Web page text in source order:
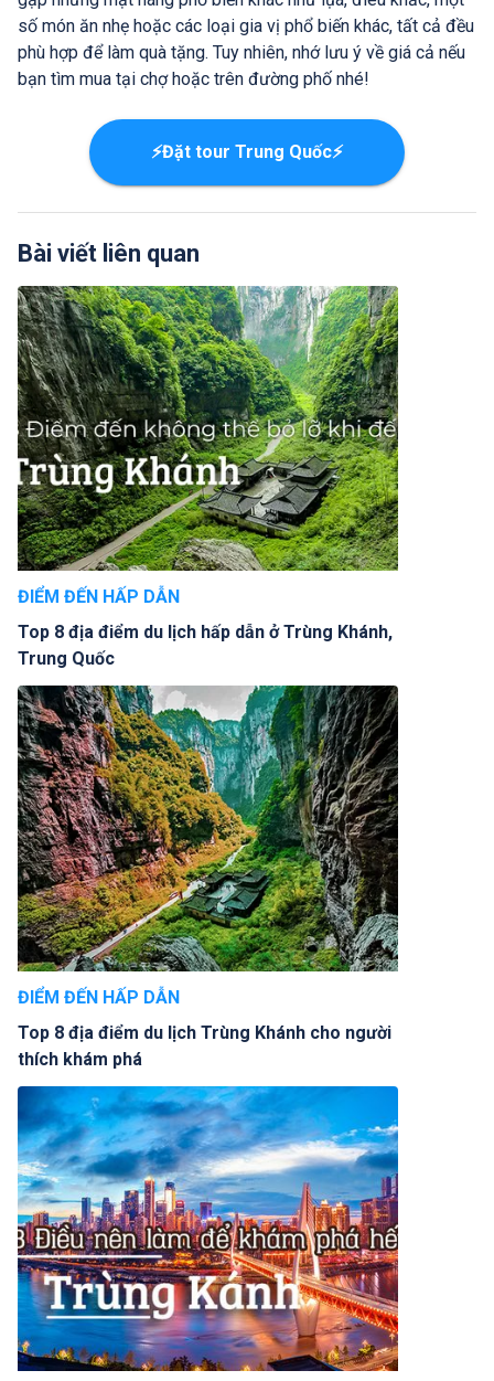
số món ăn nhẹ hoặc các loại gia vị phổ biến khác, tất cả đều
phù hợp để làm quà tặng. Tuy nhiên, nhớ lưu ý về giá cả nếu
bạn tìm mua tại chợ hoặc trên đường phố nhé!
⚡Đặt tour Trung Quốc⚡
Bài viết liên quan
ĐIỂM ĐẾN HẤP DẪN
Top 8 địa điểm du lịch hấp dẫn ở Trùng Khánh,
Trung Quốc
ĐIỂM ĐẾN HẤP DẪN
Top 8 địa điểm du lịch Trùng Khánh cho người
thích khám phá